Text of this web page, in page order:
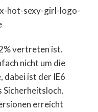
vertreten ist.
nicht um die
ist der IE6
Sicherheitsloch.
erreicht